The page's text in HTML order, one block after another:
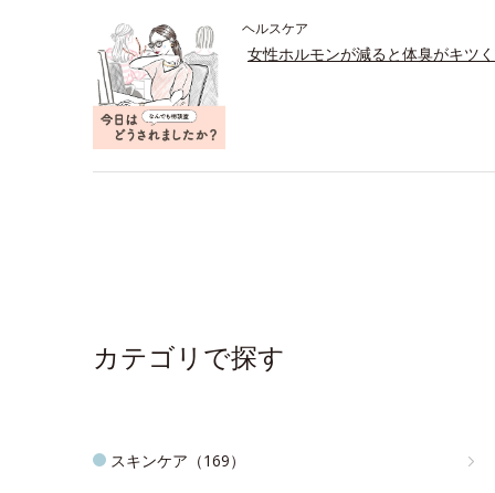
ヘルスケア
女性ホルモンが減ると体臭がキツ
カテゴリで探す
スキンケア（169）